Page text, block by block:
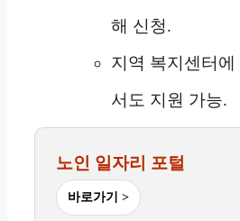
해 신청.
지역 복지센터에
서도 지원 가능.
노인 일자리 포털
바로가기 >